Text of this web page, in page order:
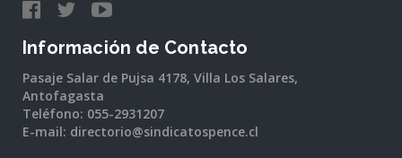
Información de Contacto
Pasaje Salar de Pujsa 4178, Villa Los Salares,
Antofagasta
Teléfono: 055-2931207
E-mail: directorio@sindicatospence.cl